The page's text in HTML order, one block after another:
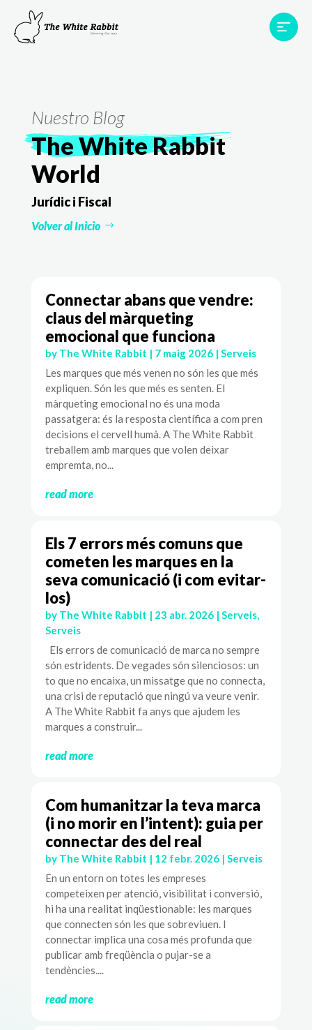
Projectes
Nuestro Blog
The White Rabbit
World
Jurídic i Fiscal
Volver al Inicio
Connectar abans que vendre:
claus del màrqueting
emocional que funciona
by The White Rabbit | 7 maig 2026| Serveis
Les marques que més venen no són les que més
expliquen. Són les que més es senten. El
màrqueting emocional no és una moda
passatgera: és la resposta científica a com pren
decisions el cervell humà. A The White Rabbit
treballem amb marques que volen deixar
empremta, no...
read more
Els 7 errors més comuns que
cometen les marques en la
seva comunicació (i com evitar-
los)
by The White Rabbit | 23 abr. 2026| Serveis,
Serveis
Els errors de comunicació de marca no sempre
són estridents. De vegades són silenciosos: un
to que no encaixa, un missatge que no connecta,
una crisi de reputació que ningú va veure venir.
A The White Rabbit fa anys que ajudem les
marques a construir...
read more
Com humanitzar la teva marca
(i no morir en l’intent): guia per
connectar des del real
by The White Rabbit | 12 febr. 2026| Serveis
En un entorn on totes les empreses
competeixen per atenció, visibilitat i conversió,
hi ha una realitat inqüestionable: les marques
que connecten són les que sobreviuen. I
connectar implica una cosa més profunda que
publicar amb freqüència o pujar-se a
tendències....
read more